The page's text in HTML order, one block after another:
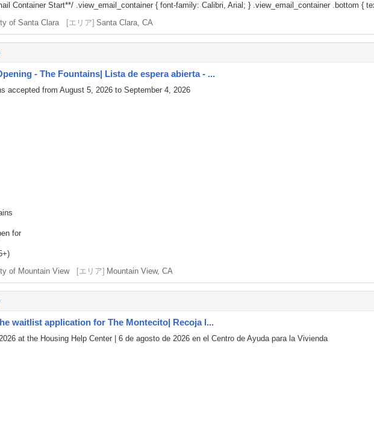
Container Start**/ .view_email_container { font-family: Calibri, Arial; } .view_email_container .bottom {
of Santa Clara [エリア] Santa Clara, CA
- The Fountains| Lista de espera abierta - ...
accepted from August 5, 2026 to September 4, 2026
for
of Mountain View [エリア] Mountain View, CA
waitlist application for The Montecito| Recoja l...
at the Housing Help Center | 6 de agosto de 2026 en el Centro de Ayuda para la Vivienda